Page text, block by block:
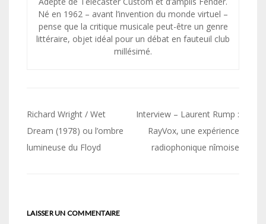
Né en 1962 – avant l’invention du monde virtuel –
pense que la critique musicale peut-être un genre
littéraire, objet idéal pour un débat en fauteuil club
millésimé.
Navigation
de
l’article
Richard Wright / Wet
Dream (1978) ou l’ombre
lumineuse du Floyd
Interview – Laurent Rump :
RayVox, une expérience
radiophonique nîmoise
LAISSER UN COMMENTAIRE